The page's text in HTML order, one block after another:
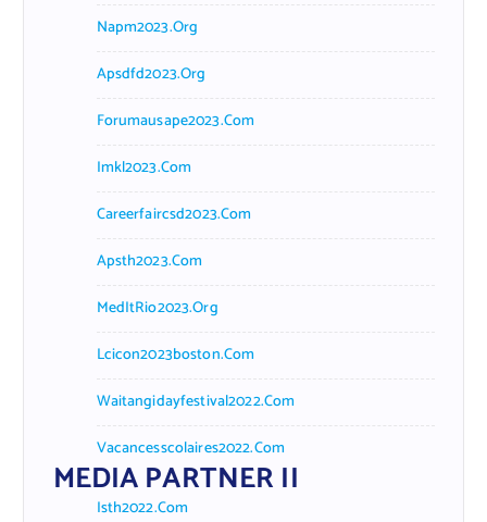
Napm2023.org
Apsdfd2023.org
Forumausape2023.com
Imkl2023.com
Careerfaircsd2023.com
Apsth2023.com
MedItRio2023.org
Lcicon2023boston.com
Waitangidayfestival2022.com
Vacancesscolaires2022.com
MEDIA PARTNER II
Isth2022.com